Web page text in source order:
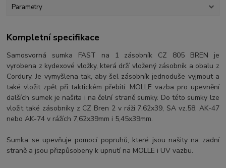
Parametry
Kompletní specifikace
Samosvorná sumka FAST na 1 zásobník CZ 805 BREN je
vyrobena z kydexové vložky, která drží vložený zásobník a obalu z
Cordury. Je vymyšlena tak, aby šel zásobník jednoduše vyjmout a
také vložit zpět při taktickém přebití. MOLLE vazba pro upevnění
dalších sumek je našita i na čelní straně sumky. Do této sumky lze
vložit také zásobníky z CZ Bren 2 v ráži 7,62x39, SA vz.58, AK-47
nebo AK-74 v rážích 7,62x39mm i 5,45x39mm.
Sumka se upevňuje pomocí popruhů, které jsou našity na zadní
straně a jsou přizpůsobeny k upnutí na MOLLE i UV vazbu.